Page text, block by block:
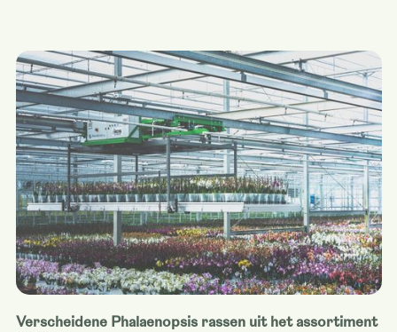
Verscheidene Phalaenopsis rassen uit het assortiment